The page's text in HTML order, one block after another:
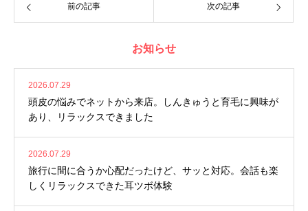
前の記事 次の記事
お知らせ
2026.07.29
頭皮の悩みでネットから来店。しんきゅうと育毛に興味が
あり、リラックスできました
2026.07.29
旅行に間に合うか心配だったけど、サッと対応。会話も楽
しくリラックスできた耳ツボ体験